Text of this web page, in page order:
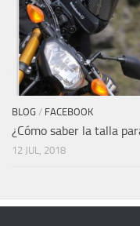
BLOG / FACEBOOK
¿Cómo saber la talla
12 JUL, 2018